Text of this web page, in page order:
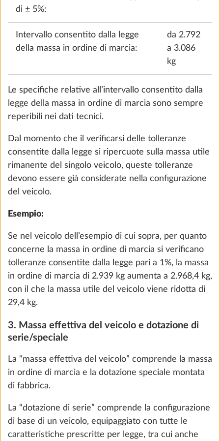
Pompa dell’acqua con interruttore
supplementare
Aggiungi
Presa gas esterna
L = lunghezza complessiva del veicolo in metri.
Esempio:in un camper con 4 posti letto omologati e
una lunghezza di 7 metri, la massa utile minima è di
legge si calcola, invece, sulla base del numero
massimo di posti letto:
n = numero massimo di posti letto e
L = lunghezza della carrozzeria del veicolo in metri.
Esempio:in un caravan con 3 posti letto e una
lunghezza della carrozzeria di 5,5 m, la massa utile
rimanere al di sotto della massa utile minima
prescritta per legge. Se la massa effettiva del
veicolo aumenta per effetto della selezione della
dotazione speciale a un punto tale che, a livello di
calcolo, tra la massa effettiva del veicolo e la massa
massima tecnicamente ammissibile non rimane più
una massa libera sufficiente per i passeggeri (solo
nel caso dei camper e dei furgonati) e la massa utile
un aumento del carico del veicolo (aumento della
massa massima tecnicamente ammissibile) in
funzione della pianta e/o deselezionare la dotazione
configurazione e la procedura d’ordine.
Accertati a livello di calcolo che, eventualmente